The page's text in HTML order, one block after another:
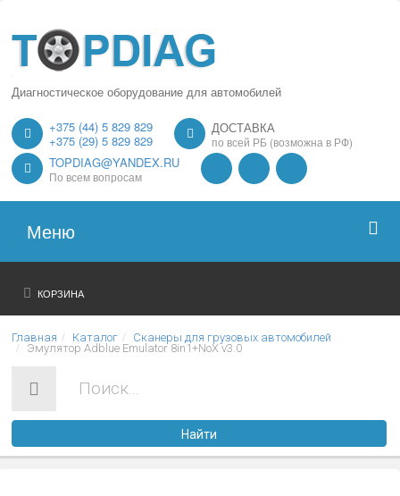
Диагностическое оборудование для автомобилей
+375 (44) 5 829 829
+375 (29) 5 829 829
ДОСТАВКА
по всей РБ (возможна в РФ)
TOPDIAG@YANDEX.RU
По всем вопросам
Меню
Главная
О нас
Оплата
КОРЗИНА
Главная Каталог
Сканеры для грузовых автомобилей
Эмулятор Adblue Emulator 8in1+NoX v3.0
Найти